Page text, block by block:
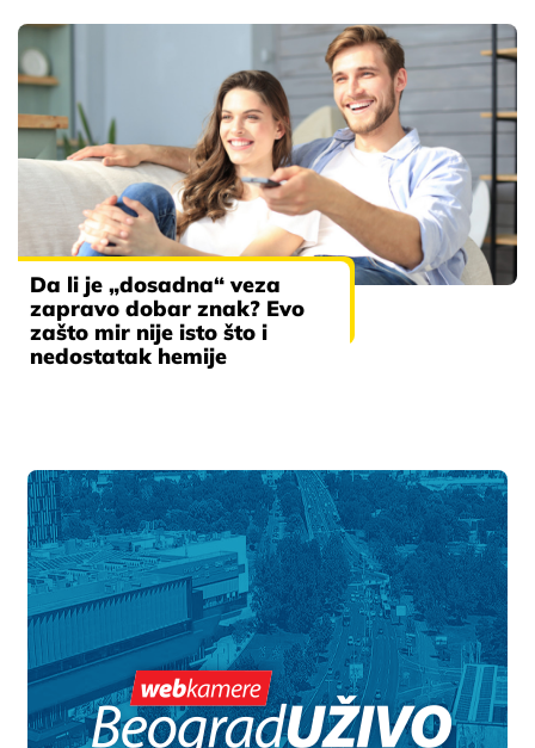
Da li je „dosadna“ veza
zapravo dobar znak? Evo
zašto mir nije isto što i
nedostatak hemije